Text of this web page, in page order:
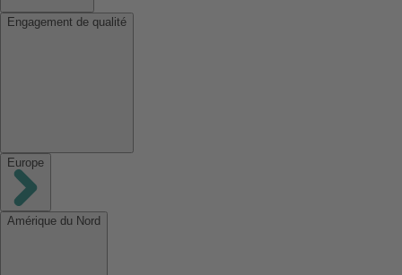
Engagement de qualité
Europe
Amérique du Nord